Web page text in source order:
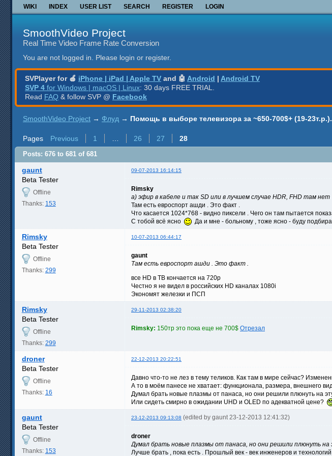
WIKI INDEX USER LIST SEARCH REGISTER LOGIN
SmoothVideo Project
Real Time Video Frame Rate Conversion
You are not logged in. Please login or register.
SVPlayer for 🍎 iPhone | iPad | Apple TV and 🤖 Android | Android TV
SVP 4 for Windows | macOS | Linux: 30 days FREE TRIAL.
Read FAQ & follow SVP @ Facebook
SmoothVideo Project → Флуд → Помощь в выборе телевизора за ~650-700$+ (19-
Pages Previous 1 26 27 28
Posts: 676 to 681 of 681
gaunt 09-07-2013 16:14:15
Beta Tester
Offline
Thanks: 153
Rimsky
а) эфир в кабеле и так SD или в лучшем случае HDR, FHD там нет
Там есть евроспорт ашди . Это факт .
Что касается 1024*768 - видно пиксели . Чего он там пытается
С тобой всё ясно
Да и мне - больному , тоже ясно - буду
Rimsky 10-07-2013 06:44:17
Beta Tester
Offline
Thanks: 299
gaunt
Там есть евроспорт ашди . Это факт .
все HD в ТВ кончается на 720р
Честно я не видел в российских HD каналах 1080i
Экономят железки и ПСП
Rimsky 29-11-2013 02:38:20
Beta Tester
Offline
Thanks: 299
Rimsky: 150тр это пока еще не 700$ Отрезал
droner 22-12-2013 20:22:51
Beta Tester
Offline
Thanks: 16
Давно что-то не лез в тему теликов. Как там в мире сейчас?
А то в моём панесе не хватает: функционала, размера, внешнего
Думал брать новые плазмы от панаса, но они решили плюнуть на
Или сидеть смирно в ожидании UHD и OLED по адекватной цене?
gaunt 23-12-2013 09:13:08 (edited by gaunt 23-12-2013 12:41:32)
Beta Tester
Offline
Thanks: 153
droner
Думал брать новые плазмы от панаса, но они решили плюнуть
Лучше брать , пока есть . Прошлый век - век инженеров и